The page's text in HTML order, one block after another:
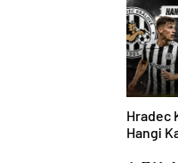
Hradec
Hangi